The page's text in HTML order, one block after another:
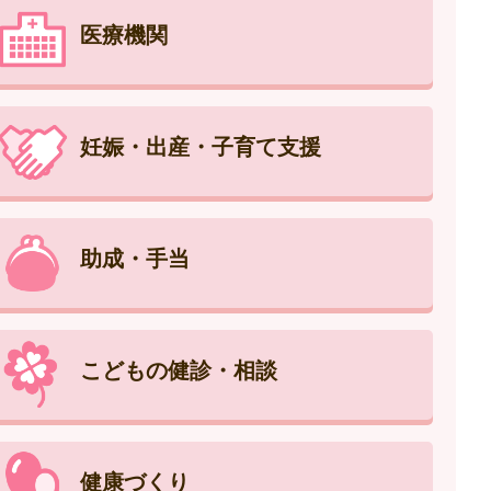
医療機関
妊娠・出産・子育て支援
助成・手当
こどもの健診・相談
健康づくり